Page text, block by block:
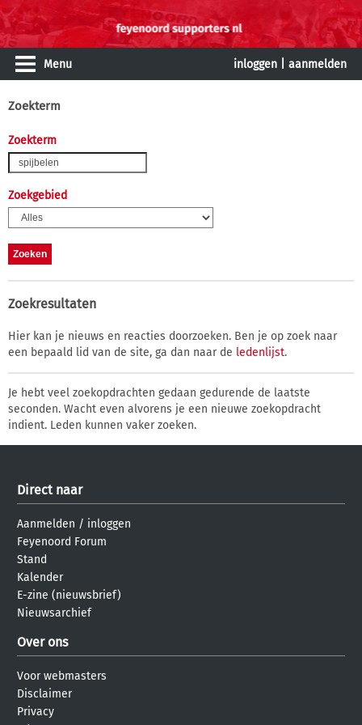
Menu inloggen aanmelden
Zoekterm
Zoekterm
Zoekgebied
Zoekresultaten
Hier kan je nieuws en reacties doorzoeken. Ben je op zoek naar
een bepaald lid van de site, ga dan naar de ledenlijst.
Je hebt veel zoekopdrachten gedaan gedurende de laatste
seconden. Wacht even alvorens je een nieuwe zoekopdracht
indient. Leden kunnen vaker zoeken.
Direct naar
Aanmelden / inloggen
Feyenoord Forum
Stand
Kalender
E-zine (nieuwsbrief)
Nieuwsarchief
Over ons
Voor webmasters
Disclaimer
Privacy